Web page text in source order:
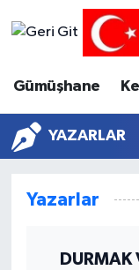
Gümüşhane
YAZARLAR
Yazarlar
DURMAK
Merkez
Süper Lig
Tüm